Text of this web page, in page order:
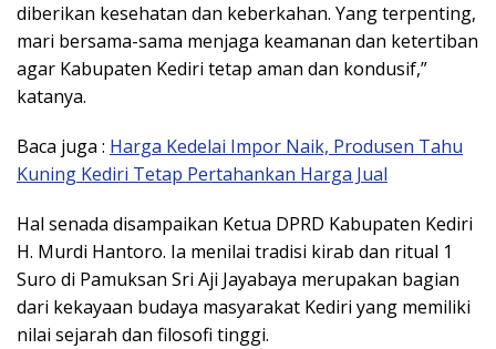
diberikan kesehatan dan keberkahan. Yang terpenting,
mari bersama-sama menjaga keamanan dan ketertiban
agar Kabupaten Kediri tetap aman dan kondusif,”
katanya.
Baca juga : Harga Kedelai Impor Naik, Produsen Tahu
Kuning Kediri Tetap Pertahankan Harga Jual
Hal senada disampaikan Ketua DPRD Kabupaten Kediri
H. Murdi Hantoro. Ia menilai tradisi kirab dan ritual 1
Suro di Pamuksan Sri Aji Jayabaya merupakan bagian
dari kekayaan budaya masyarakat Kediri yang memiliki
nilai sejarah dan filosofi tinggi.